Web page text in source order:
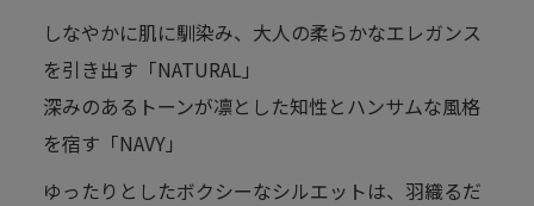
しなやかに肌に馴染み、大人の柔らかなエレガンス
を引き出す「NATURAL」
深みのあるトーンが凛とした知性とハンサムな風格
を宿す「NAVY」
ゆったりとしたボクシーなシルエットは、羽織るだ